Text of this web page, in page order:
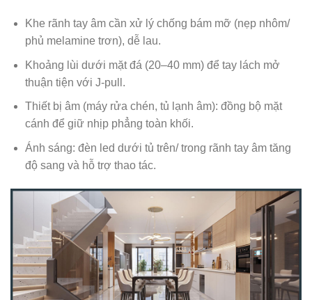
Khe rãnh tay âm cần xử lý chống bám mỡ (nẹp nhôm/
phủ melamine trơn), dễ lau.
Khoảng lùi dưới mặt đá (20–40 mm) để tay lách mở
thuận tiện với J-pull.
Thiết bị âm (máy rửa chén, tủ lạnh âm): đồng bộ mặt
cánh để giữ nhịp phẳng toàn khối.
Ánh sáng: đèn led dưới tủ trên/ trong rãnh tay âm tăng
độ sang và hỗ trợ thao tác.